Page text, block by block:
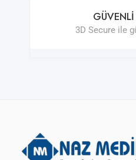
3D Secure ile